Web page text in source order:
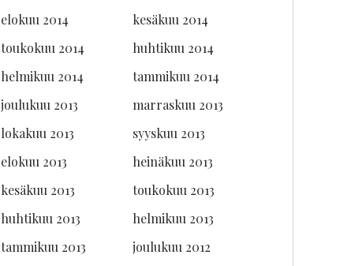
elokuu 2014
kesäkuu 2014
toukokuu 2014
huhtikuu 2014
helmikuu 2014
tammikuu 2014
joulukuu 2013
marraskuu 2013
lokakuu 2013
syyskuu 2013
elokuu 2013
heinäkuu 2013
kesäkuu 2013
toukokuu 2013
huhtikuu 2013
helmikuu 2013
tammikuu 2013
joulukuu 2012